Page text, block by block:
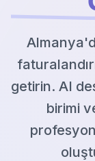
getirin. AI
birimi